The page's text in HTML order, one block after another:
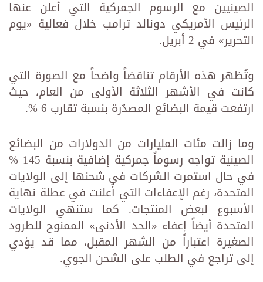
الصينيين مع الرسوم ‏الجمركية التي أعلن عنها
الرئيس الأمريكي دونالد ترامب خلال فعالية «يوم
التحرير» في 2 أبريل.‏
وتُظهر هذه الأرقام تناقضاً واضحاً مع الصورة التي
كانت في الأشهر الثلاثة الأولى من العام، حيث
ارتفعت قيمة البضائع ‏المصدّرة بنسبة تقارب 6 %.‏
وما زالت مئات المليارات من الدولارات من البضائع
الصينية تواجه رسوماً جمركية إضافية بنسبة 145 %
في حال ‏استمرت الشركات في شحنها إلى الولايات
المتحدة، رغم الإعفاءات التي أُعلنت في عطلة نهاية
الأسبوع لبعض المنتجات. ‏كما ستنهي الولايات
المتحدة أيضاً إعفاء «الحد الأدنى» الممنوح للطرود
الصغيرة اعتباراً من الشهر المقبل، مما قد يؤدي
‏إلى تراجع في الطلب على الشحن الجوي.‏